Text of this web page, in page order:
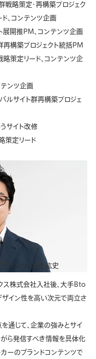
戦略策定・再構築プロジェク
、コンテンツ企画
展開推PM、コンテンツ企画
再構築プロジェクト統括PM
策定リード、コンテンツ企
テンツ企画
ルサイト群再構築プロジェ
サイト改修
策定リード
イナー 山崎 紘史
ス株式会社入社後、大手Bto
イン性を高い次元で両立さ
通じて、企業の強みとサイ
ら発信すべき情報を具体化
ーのブランドコンテンツで